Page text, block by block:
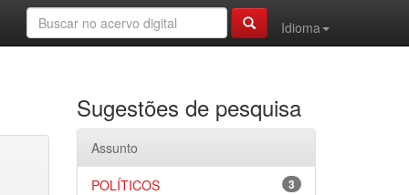
Idioma
Sugestões de pesquisa
Assunto
3
POLÍTICOS